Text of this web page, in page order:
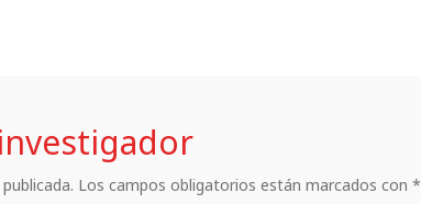
Los campos obligatorios están marcados con *